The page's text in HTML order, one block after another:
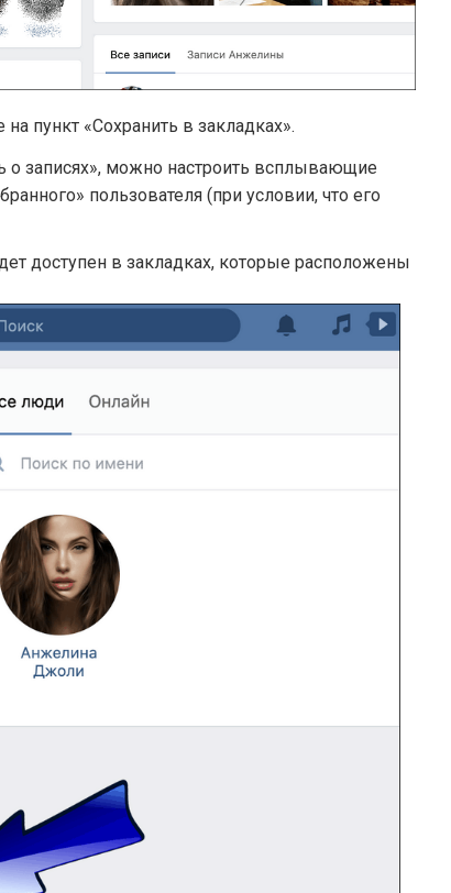
пункт «Сохранить в закладках».
о записях», можно настроить всплывающие
пользователя (при условии, что его
доступен в закладках, которые расположены